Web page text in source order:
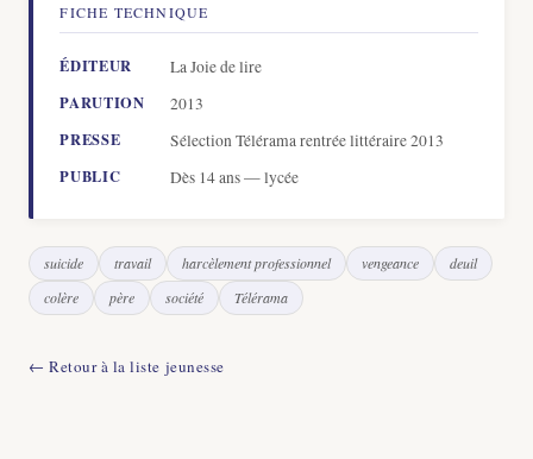
FICHE TECHNIQUE
ÉDITEUR
La Joie de lire
PARUTION
2013
PRESSE
Sélection Télérama rentrée littéraire 2013
PUBLIC
Dès 14 ans — lycée
suicide travail harcèlement professionnel vengeance
deuil
colère
père société Télérama
Retour à la liste jeunesse